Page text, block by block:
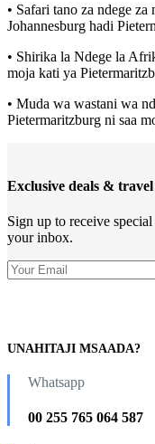
• Safari tano za ndege
Johannesburg hadi
• Shirika la Ndege la
moja kati ya
• Muda wa wastani wa
Pietermaritzburg ni saa
Exclusive deals &
Sign up to receive
your inbox.
UNAHITAJI MSAADA?
Whatsapp
00 255 765 064 587